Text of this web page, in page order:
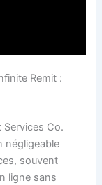
Remit :
Services Co.
négligeable
souvent
ligne sans